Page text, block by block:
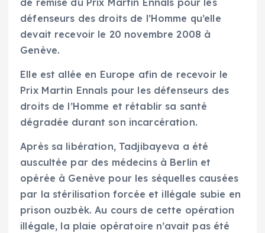
défenseurs des droits de l’Homme qu’elle
devait recevoir le 20 novembre 2008 à
Genève.
Elle est allée en Europe afin de recevoir le
Prix Martin Ennals pour les défenseurs des
droits de l’Homme et rétablir sa santé
dégradée durant son incarcération.
Après sa libération, Tadjibayeva a été
auscultée par des médecins à Berlin et
opérée à Genève pour les séquelles causées
par la stérilisation forcée et illégale subie en
prison ouzbèk. Au cours de cette opération
illégale, la plaie opératoire n’avait pas été